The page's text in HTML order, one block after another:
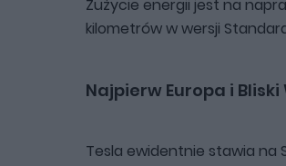
Zużycie energii jest na
kilometrów w wersji
Najpierw Europa i
Tesla ewidentnie stawia na